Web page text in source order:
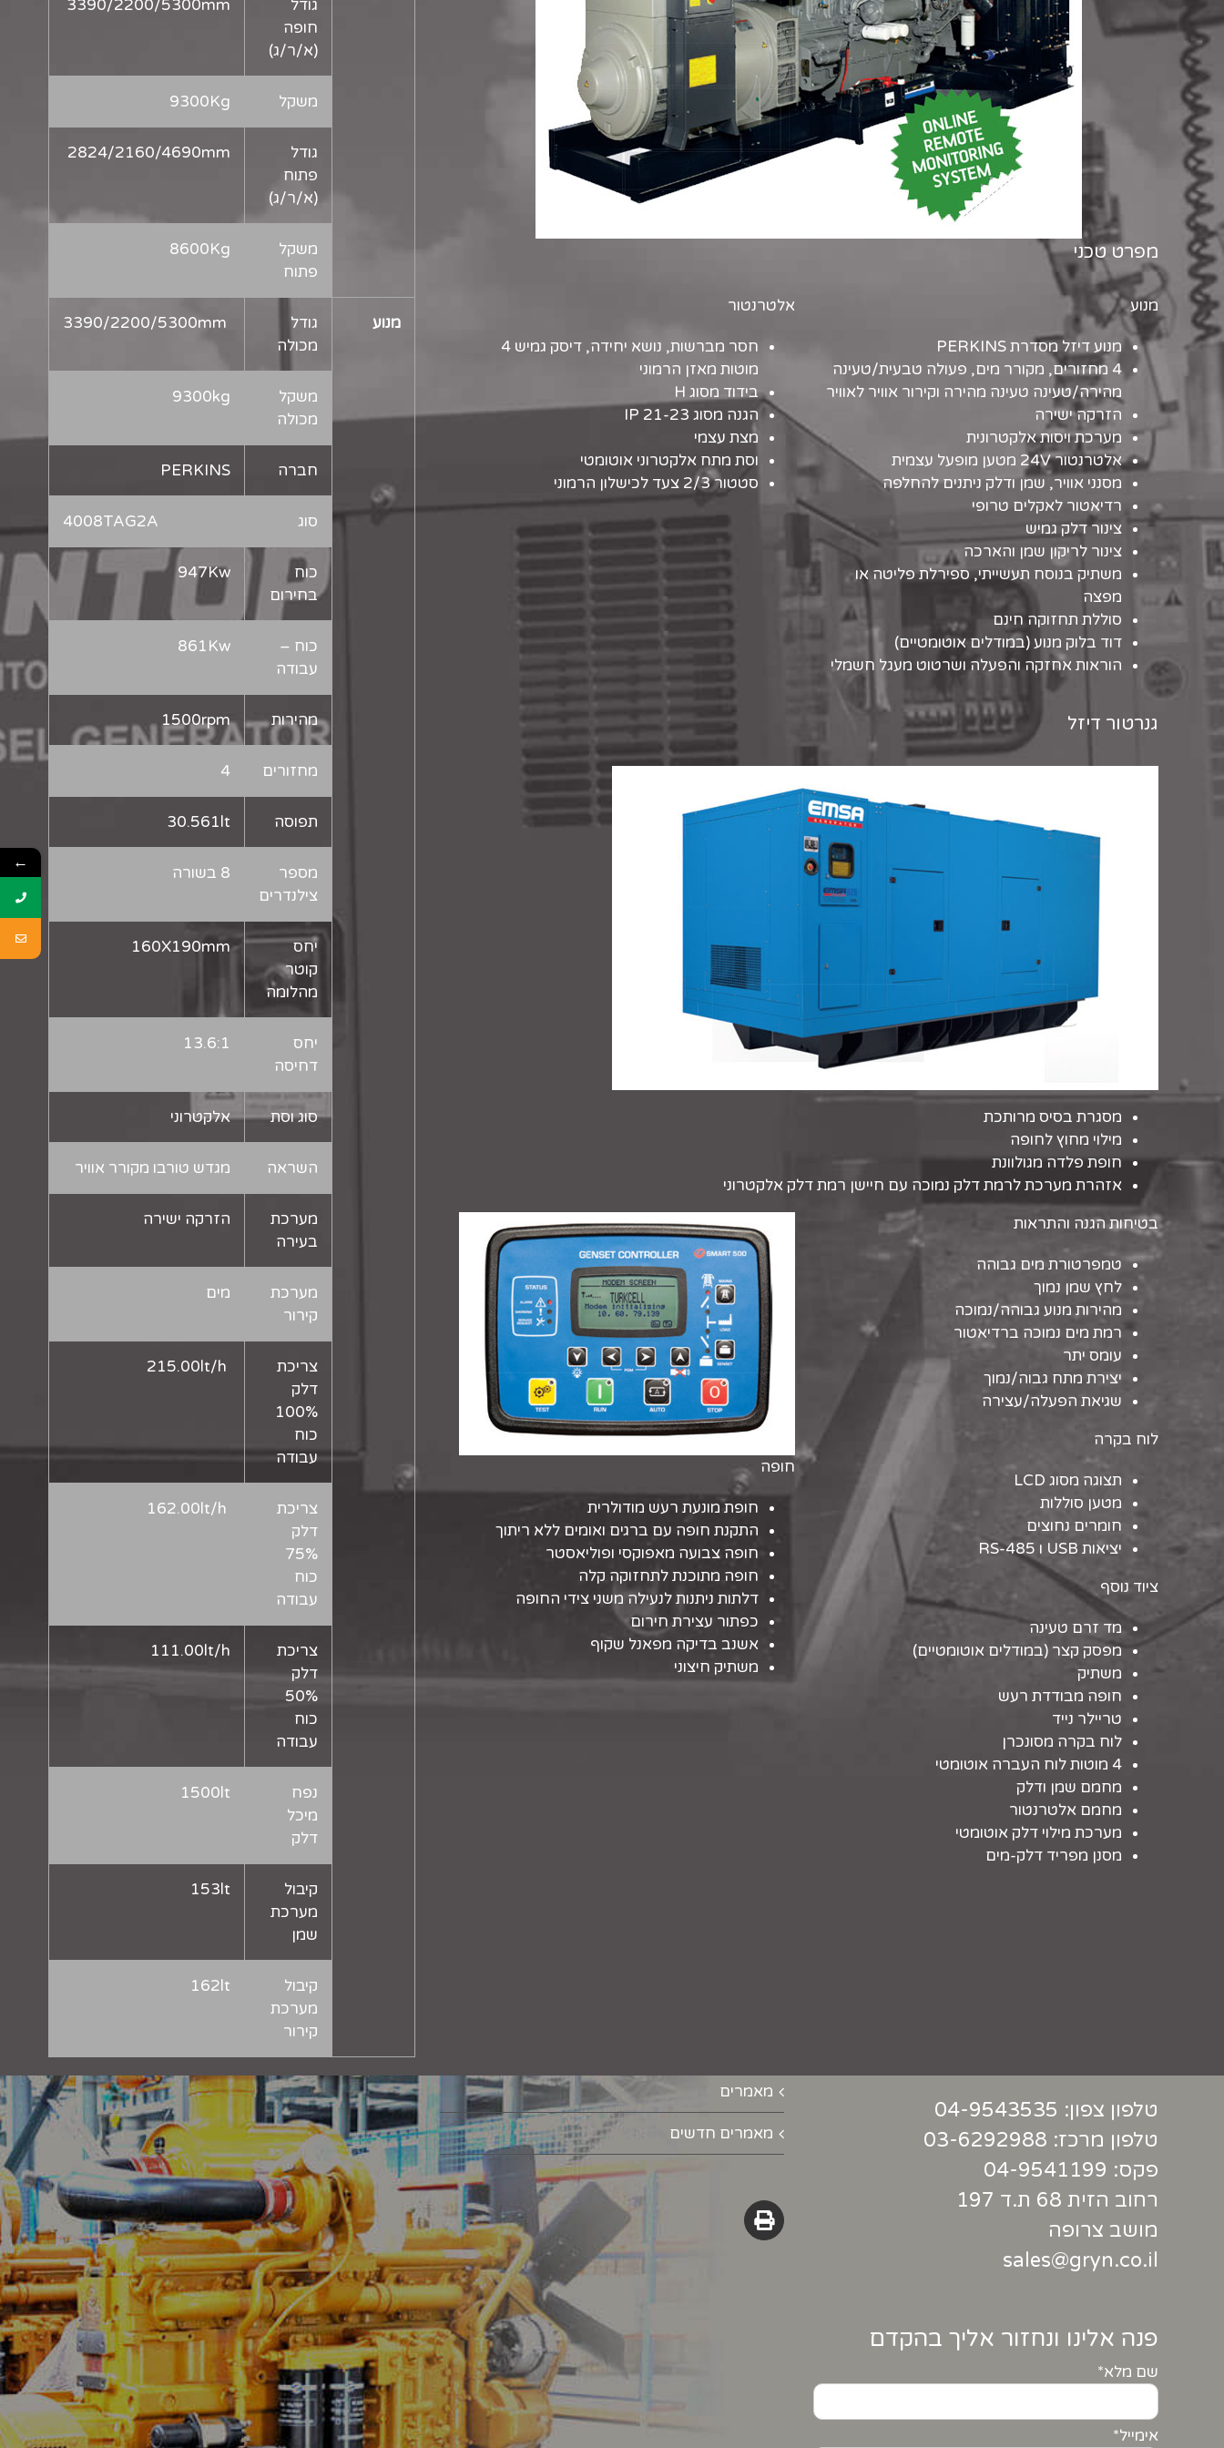
מפרט טכני
מנוע
מנוע דיזל מסדרת PERKINS
4 מחזורים, מקורר מים, פעולה טבעית/טעינה
מהירה/טעינה טעינה מהירה וקירור אוויר לאוויר
הזרקה ישירה
מערכת ויסות אלקטרונית
אלטרנטור 24V מטען מופעל עצמית
מסנני אוויר, שמן ודלק ניתנים להחלפה
רדיאטור לאקלים טרופי
צינור דלק גמיש
צינור לריקון שמן והארכה
משתיק בנוסח תעשייתי, ספירלת פליטה או
מפצה
סוללת תחזוקה חינם
דוד בלוק מנוע (במודלים אוטומטיים)
הוראות אחזקה והפעלה ושרטוט מעגל חשמלי
אלטרנטור
חסר מברשות, נושא יחידה, דיסק גמיש 4
מוטות מאזן הרמוני
בידוד מסוג H
הגנה מסוג IP 21-23
מצת עצמי
וסת מתח אלקטרוני אוטומטי
סטטור 2/3 צעד לכישלון הרמוני
גנרטור דיזל
מסגרת בסיס מרותכת
מילוי מחוץ לחופה
חופת פלדה מגולוונת
אזהרת מערכת לרמת דלק נמוכה עם חיישן רמת דלק אלקטרוני
בטיחות הגנה והתראות
טמפרטורת מים גבוהה
לחץ שמן נמוך
מהירות מנוע גבוהה/נמוכה
רמת מים נמוכה ברדיאטור
עומס יתר
יצירת מתח גבוה/נמוך
שגיאת הפעלה/עצירה
לוח בקרה
תצוגה מסוג LCD
מטען סוללות
חומרים נחוצים
יציאות USB ו RS-485
ציוד נוסף
מד זרם טעינה
מפסק קצר (במודלים אוטומטיים)
משתיק
חופה מבודדת רעש
טריילר נייד
לוח בקרה מסונכרן
4 מוטות לוח העברה אוטומטי
מחמם שמן ודלק
מחמם אלטרנטור
מערכת מילוי דלק אוטומטי
מסנן מפריד דלק-מים
חופה
חופת מונעת רעש מודולרית
התקנת חופה עם ברגים ואומים ללא ריתוך
חופה צבועה מאפוקסי ופוליאסטר
חופה מתוכנת לתחזוקה קלה
דלתות ניתנות לנעילה משני צידי החופה
כפתור עצירת חירום
אשנב בדיקה מפאנל שקוף
משתיק חיצוני
גודל
חופה
(א/ר/ג)
3390/2200/5300mm
משקל 9300Kg
גודל
פתוח
(א/ר/ג)
2824/2160/4690mm
משקל
פתוח
8600Kg
מנוע
גודל
מכולה
משקל
מכולה
9300kg
חברה PERKINS
סוג 4008TAG2A
כוח
בחירום
947Kw
כוח –
עבודה
861Kw
מהירות 1500rpm
מחזורים 4
תפוסה 30.561lt
מספר
צילנדרים
8 בשורה
יחס
קוטר
מהלומה
160X190mm
יחס
דחיסה
13.6:1
סוג וסת אלקטרוני
השראה מגדש טורבו מקורר אוויר
מערכת
בעירה
הזרקה ישירה
מערכת
קירור
מים
צריכת
דלק
100%
כוח
עבודה
צריכת
דלק
75%
כוח
עבודה
צריכת
דלק
50%
כוח
עבודה
111.00lt/h
נפח
מיכל
דלק
1500lt
קיבול
מערכת
שמן
153lt
קיבול
מערכת
קירור
162lt
טלפון צפון: 04-9543535
טלפון מרכז: 03-6292988
פקס: 04-9541199
רחוב הזית 68 ת.ד 197
מושב צרופה
sales@gryn.co.il
פנה אלינו ונחזור אליך בהקדם
שם מלא*
אימייל*
מאמרים
מאמרים חדשים
←